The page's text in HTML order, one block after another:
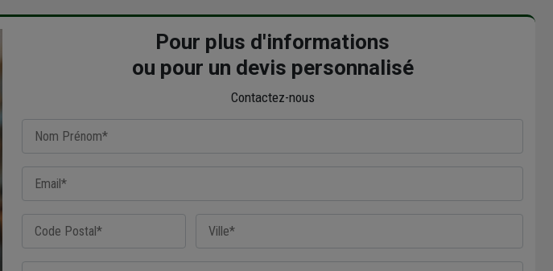
Pour plus d'informations
ou pour un devis personnalisé
Contactez-nous